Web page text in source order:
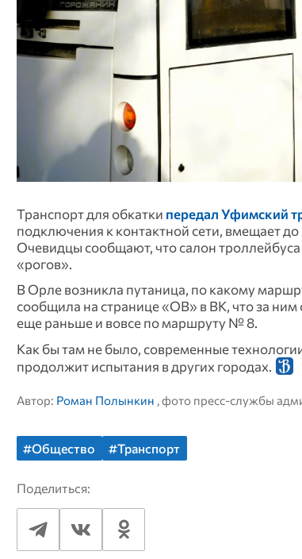
Транспорт для обкатки передал Уфимский
подключения к контактной сети, вмещает
Очевидцы сообщают, что салон
«рогов».
В Орле возникла путаница, по какому
сообщила на странице «ОВ» в ВК, что за
еще раньше и вовсе по маршруту № 8.
Как бы там не было, современные
продолжит испытания в других городах.
Автор: Роман Полынкин , фото пресс-службы
#Общество #Транспорт
Поделиться: